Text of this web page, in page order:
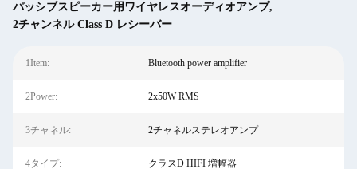
パッシブスピーカー用ワイヤレスオーディオアンプ,
2チャンネル Class D レシーバー
1Item: Bluetooth power amplifier
2Power: 2x50W RMS
3チャネル: 2チャネルステレオアンプ
4タイプ: クラスD HIFI 増幅器